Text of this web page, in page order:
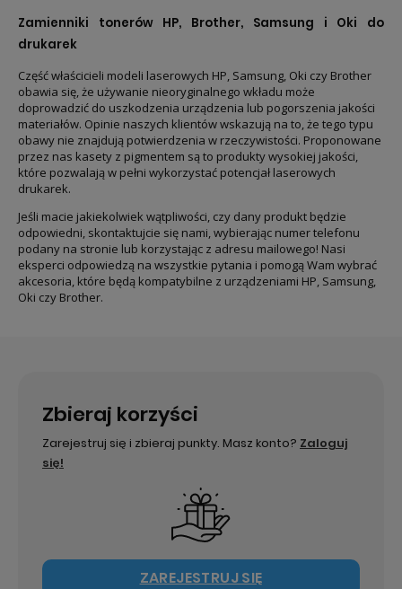
Zamienniki tonerów HP, Brother, Samsung i Oki do
drukarek
Część właścicieli modeli laserowych HP, Samsung, Oki czy Brother
obawia się, że używanie nieoryginalnego wkładu może
doprowadzić do uszkodzenia urządzenia lub pogorszenia jakości
materiałów. Opinie naszych klientów wskazują na to, że tego typu
obawy nie znajdują potwierdzenia w rzeczywistości. Proponowane
przez nas kasety z pigmentem są to produkty wysokiej jakości,
które pozwalają w pełni wykorzystać potencjał laserowych
drukarek.
Jeśli macie jakiekolwiek wątpliwości, czy dany produkt będzie
odpowiedni, skontaktujcie się nami, wybierając numer telefonu
podany na stronie lub korzystając z adresu mailowego! Nasi
eksperci odpowiedzą na wszystkie pytania i pomogą Wam wybrać
akcesoria, które będą kompatybilne z urządzeniami HP, Samsung,
Oki czy Brother.
Zbieraj korzyści
Zarejestruj się i zbieraj punkty. Masz konto? Zaloguj
się!
ZAREJESTRUJ SIĘ